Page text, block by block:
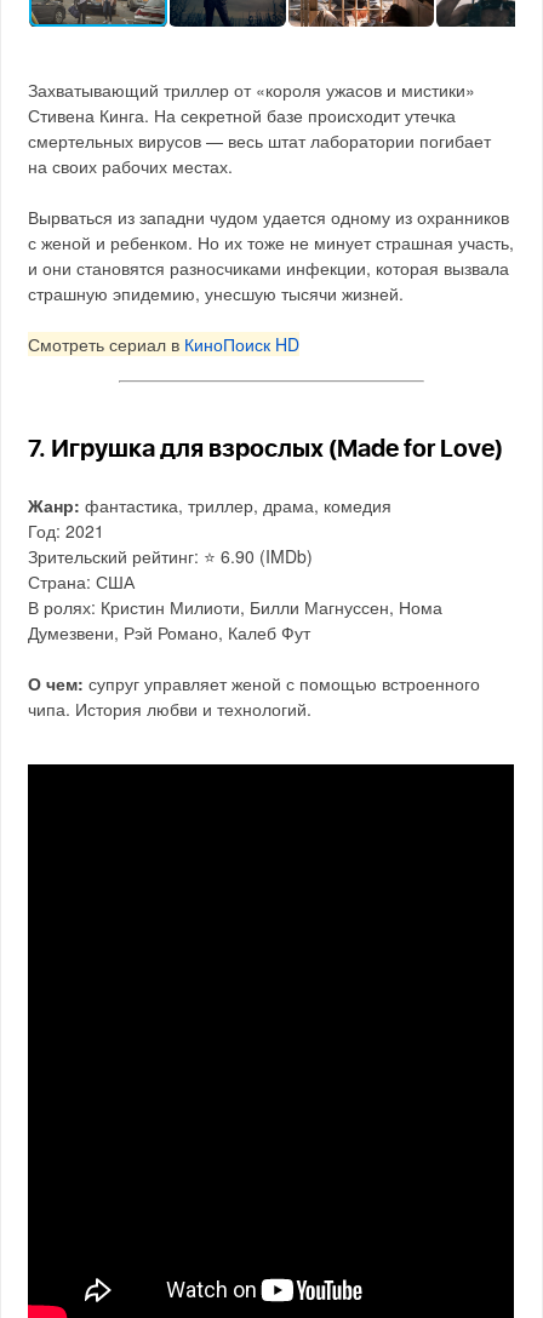
Захватывающий триллер от «короля ужасов и мистики»
Стивена Кинга. На секретной базе происходит утечка
смертельных вирусов — весь штат лаборатории погибает
на своих рабочих местах.
Вырваться из западни чудом удается одному из охранников
с женой и ребенком. Но их тоже не минует страшная участь,
и они становятся разносчиками инфекции, которая вызвала
страшную эпидемию, унесшую тысячи жизней.
Смотреть сериал в КиноПоиск HD
7. Игрушка для взрослых (Made for Love)
Жанр: фантастика, триллер, драма, комедия
Год: 2021
Зрительский рейтинг: ⭐️ 6.90 (IMDb)
Страна: США
В ролях: Кристин Милиоти, Билли Магнуссен, Нома
Думезвени, Рэй Романо, Калеб Фут
О чем: супруг управляет женой с помощью встроенного
чипа. История любви и технологий.